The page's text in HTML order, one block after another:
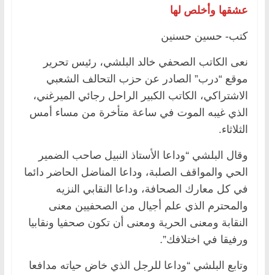
عشقها وأخلص لها
كتب- حسين حسنين
نعى الكاتب الصحفي خالد البلشي، رئيس تحرير
موقع “درب” الصادر عن حزب التحالف الشعبي
الاشتراكي، الكاتب الكبير الراحل رجائي الميرغني،
الذي غيبه الموت في ساعة متأخرة من مساء أمس
الثلاثاء.
وقال البلشي “وداعا الأستاذ النبيل صاحب الضمير
الحي والمواقف الصلبة، وداعا المناضل الحاضر دائما
في كل معارك الصحافة، وداعا النقابي النزيه
والمحترم الذي علم أجيال من الصحفيين معنى
النقابة ومعنى الحرية ومعنى أن تكون صحفيا ونقابيا
ورفيقا في اختلافك”.
وتابع البلشي “وداعا للرجل الذي خاض حياته مدافعا